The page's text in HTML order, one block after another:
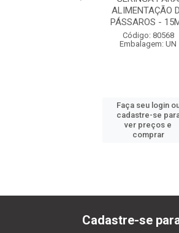
ALIMENTAÇÃO
PÁSSAROS -
Código: 80568
Embalagem: UN
Faça seu login
cadastre-se
ver preços e
comprar
Cadastre-se